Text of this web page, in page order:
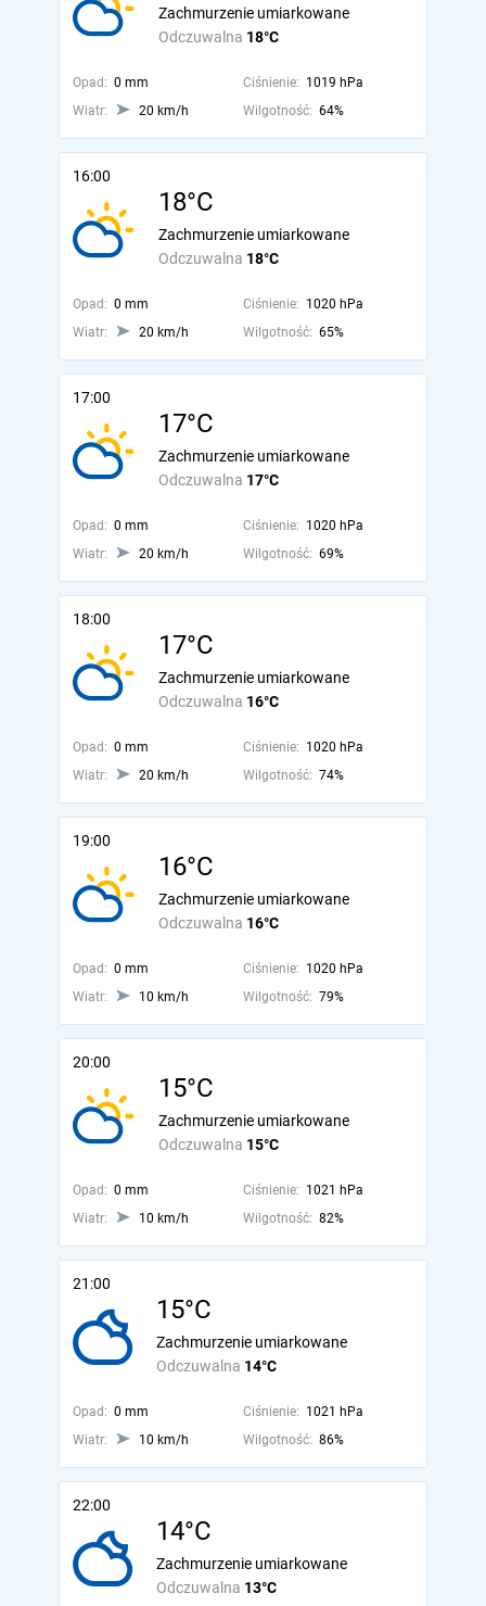
Odczuwalna 18°C
Zachmurzenie umiarkowane
Opad: 0 mm Ciśnienie: 1019 hPa
Wiatr:
20 km/h Wilgotność: 64%
16:00
18°C
Odczuwalna 18°C
Zachmurzenie umiarkowane
Opad: 0 mm Ciśnienie: 1020 hPa
Wiatr:
20 km/h Wilgotność: 65%
17:00
17°C
Odczuwalna 17°C
Zachmurzenie umiarkowane
Opad: 0 mm Ciśnienie: 1020 hPa
Wiatr:
20 km/h Wilgotność: 69%
18:00
17°C
Odczuwalna 16°C
Zachmurzenie umiarkowane
Opad: 0 mm Ciśnienie: 1020 hPa
Wiatr:
20 km/h Wilgotność: 74%
19:00
16°C
Odczuwalna 16°C
Zachmurzenie umiarkowane
Opad: 0 mm Ciśnienie: 1020 hPa
Wiatr:
10 km/h Wilgotność: 79%
20:00
15°C
Odczuwalna 15°C
Zachmurzenie umiarkowane
Opad: 0 mm Ciśnienie: 1021 hPa
Wiatr:
10 km/h Wilgotność: 82%
21:00
15°C
Odczuwalna 14°C
Zachmurzenie umiarkowane
Opad: 0 mm Ciśnienie: 1021 hPa
Wiatr:
10 km/h Wilgotność: 86%
22:00
14°C
Odczuwalna 13°C
Zachmurzenie umiarkowane